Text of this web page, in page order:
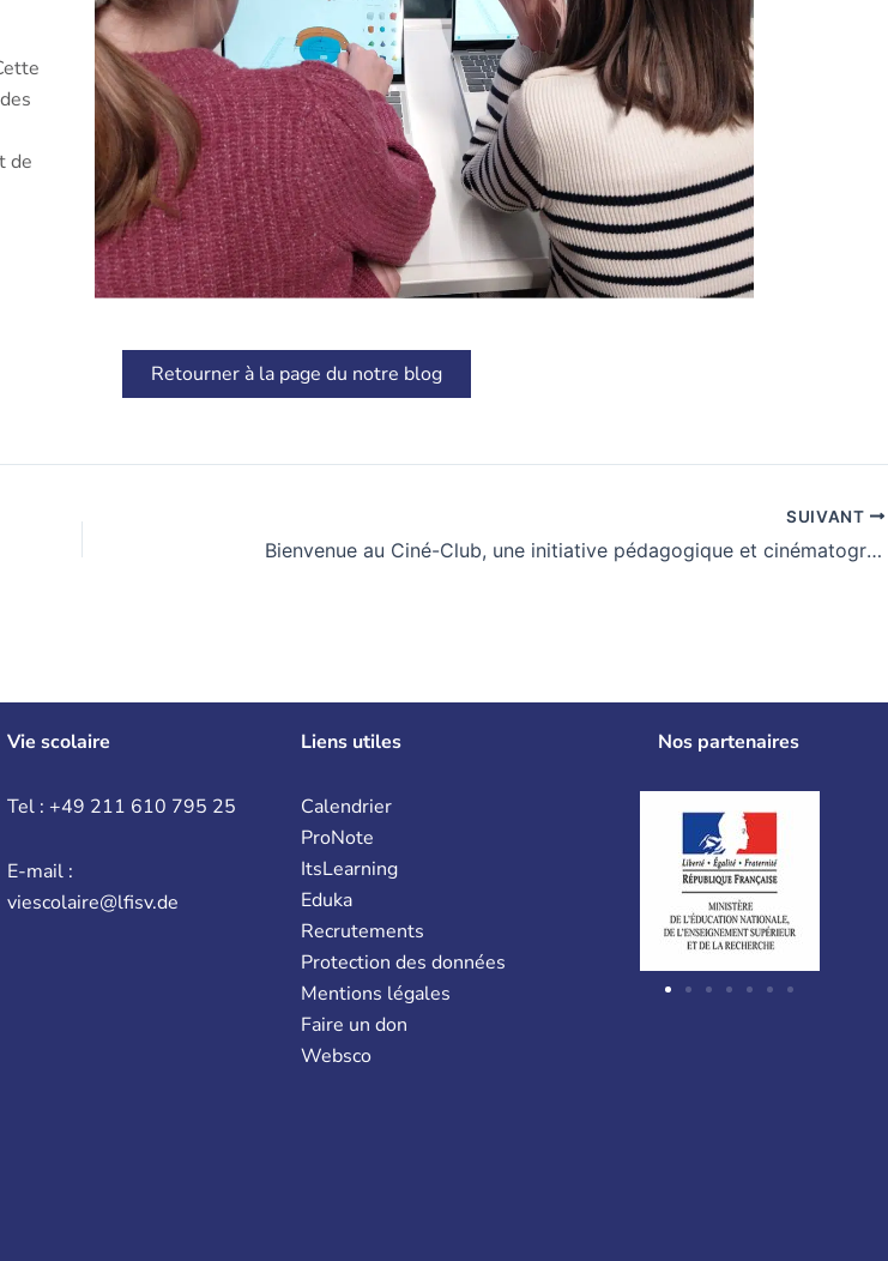
de
Retourner à la page du notre blog
SUIVANT
Bienvenue au Ciné-Club, une initiative pédagogique et cinématographique
Vie scolaire
Tel : +49 211 610 795 25
E-mail :
viescolaire@lfisv.de
Liens utiles
Calendrier
ProNote
ItsLearning
Eduka
Recrutements
Protection des données
Mentions légales
Faire un don
Websco
Nos partenaires